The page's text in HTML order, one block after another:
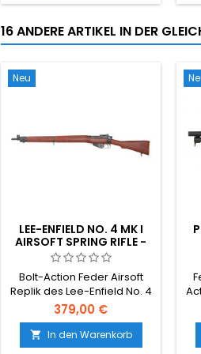
16 ANDERE ARTIKEL IN DER
Neu
LEE-ENFIELD NO. 4 MK I
AIRSOFT SPRING RIFLE -
REAL WOOD, DAS
BRITISCHE DIENSTGEWEHR
AUS DEM ZWEITEN
WELTKRIEG
Bolt-Action Feder Airsoft
Replik des Lee-Enfield No. 4
Mk I - die Standard-Britische
und Commonwealth-
Service-Gewehr des
Zweiten Weltkriegs.
379,00 €
 In den Warenkorb